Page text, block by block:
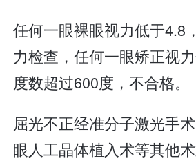
任何一眼裸眼视力低于4.8
力检查，任何一眼矫正视
度数超过600度，不合格。
屈光不正经准分子激光手
眼人工晶体植入术等其他